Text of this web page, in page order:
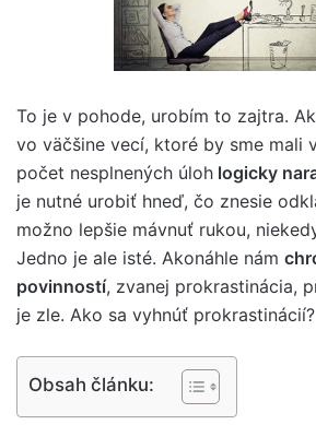
To je v pohode, urobím to zajtra.
vo väčšine vecí, ktoré by sme mali
počet nesplnených úloh logicky
je nutné urobiť hneď, čo znesie
možno lepšie mávnuť rukou,
Jedno je ale isté. Akonáhle nám
povinností, zvanej prokrastinácia,
je zle. Ako sa vyhnúť prokrastinácií?
Obsah článku: